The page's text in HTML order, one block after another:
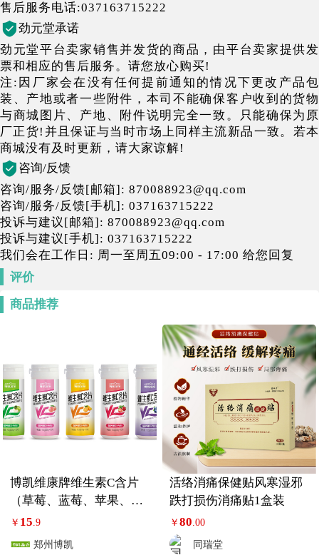
售后服务电话:037163715222
劲元堂承诺
劲元堂平台卖家销售并发货的商品，由平台卖家提供发
票和相应的售后服务。请您放心购买!
注:因厂家会在没有任何提前通知的情况下更改产品包
装、产地或者一些附件，本司不能确保客户收到的货物
与商城图片、产地、附件说明完全一致。只能确保为原
厂正货!并且保证与当时市场上同样主流新品一致。若本
商城没有及时更新，请大家谅解!
咨询/反馈
咨询/服务/反馈[邮箱]: 870088923@qq.com
咨询/服务/反馈[手机]: 037163715222
投诉与建议[邮箱]: 870088923@qq.com
投诉与建议[手机]: 037163715222
我们会在工作日: 周一至周五09:00 - 17:00 给您回复
评价
商品推荐
博凯维康牌维生素C含片
（草莓、蓝莓、苹果、水
蜜桃、香橙）
￥ 15 .9
郑州博凯
活络消痛保健贴风寒湿邪
跌打损伤消痛贴1盒装
￥80 .00
同瑞堂